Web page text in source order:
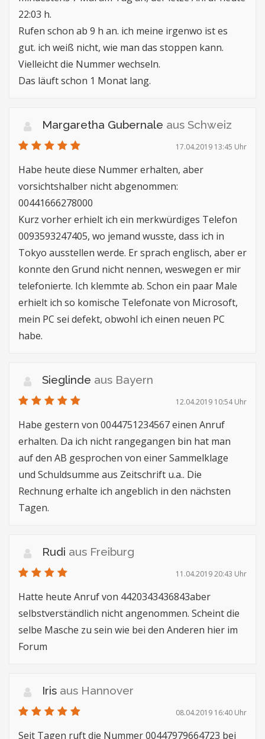
22:03 h.
Rufen schon ab 9 h an. ich meine irgenwo ist es
gut. ich weiß nicht, wie man das stoppen kann.
Vielleicht die Nummer wechseln.
Das läuft schon 1 Monat lang.
Margaretha Gubernale aus Schweiz
17.04.2019 13:45 Uhr
Habe heute diese Nummer erhalten, aber
vorsichtshalber nicht abgenommen:
00441666278000
Kurz vorher erhielt ich ein merkwürdiges Telefon
0093593247405, wo jemand wusste, dass ich in
Tokyo ausstellen werde. Er sprach englisch, aber er
konnte den Grund nicht nennen, weswegen er mir
telefonierte. Ich klemmte ab. Schon ein paar Male
erhielt ich so komische Telefonate von Microsoft,
mein PC sei defekt, obwohl ich einen neuen PC
habe.
Sieglinde aus Bayern
12.04.2019 10:54 Uhr
Habe gestern von 0044751234567 einen Anruf
erhalten. Da ich nicht rangegangen bin hat man
auf den AB gesprochen von einer Sammelklage
und Schuldsumme aus Zeitschrift u.a.. Die
Rechnung erhalte ich angeblich in den nächsten
Tagen.
Rudi aus Freiburg
11.04.2019 20:43 Uhr
Hatte heute Anruf von 4420343436843aber
selbstverständlich nicht angenommen. Scheint die
selbe Masche zu sein wie bei den Anderen hier im
Forum
Iris aus Hannover
08.04.2019 16:40 Uhr
Seit Tagen ruft die Nummer 00447979664723 bei